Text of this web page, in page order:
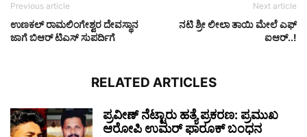
Previous article
ಉಣಕಲ್ ರಾಮಲಿಂಗೇಶ್ವರ ದೇವಸ್ಥಾನ
ಜಾಗೆ ಬಿಆರ್ ಟಿಎಸ್ ಸುಪರ್ದಿಗೆ
Next article
ನಟಿ ಶ್ರೀ ಲೀಲಾ ತಾಯಿ ಮೇಲೆ ಎಫ್​
ಐಆರ್​​​..!
RELATED ARTICLES
ಪ್ರವೀಣ್ ನೆಟ್ಟಾರು ಹತ್ಯೆ ಪ್ರಕರಣ: ಪ್ರಮುಖ
ಆರೋಪಿ ಉಮರ್ ಫಾರೂಕ್ ಬಂಧನ